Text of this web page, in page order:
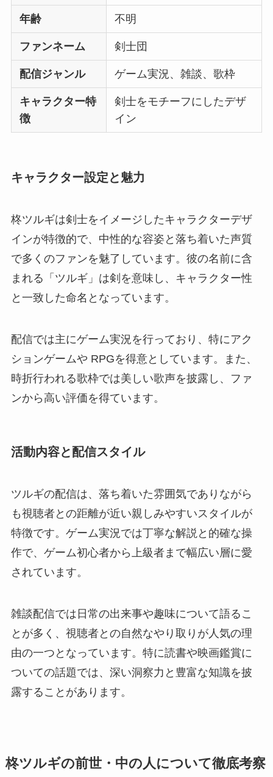
年齢 不明
ファンネーム 剣士団
配信ジャンル ゲーム実況、雑談、歌枠
キャラクター特
徴
剣士をモチーフにしたデザ
イン
キャラクター設定と魅力
柊ツルギは剣士をイメージしたキャラクターデザ
インが特徴的で、中性的な容姿と落ち着いた声質
で多くのファンを魅了しています。彼の名前に含
まれる「ツルギ」は剣を意味し、キャラクター性
と一致した命名となっています。
配信では主にゲーム実況を行っており、特にアク
ションゲームや RPGを得意としています。また、
時折行われる歌枠では美しい歌声を披露し、ファ
ンから高い評価を得ています。
活動内容と配信スタイル
ツルギの配信は、落ち着いた雰囲気でありながら
も視聴者との距離が近い親しみやすいスタイルが
特徴です。ゲーム実況では丁寧な解説と的確な操
作で、ゲーム初心者から上級者まで幅広い層に愛
されています。
雑談配信では日常の出来事や趣味について語るこ
とが多く、視聴者との自然なやり取りが人気の理
由の一つとなっています。特に読書や映画鑑賞に
ついての話題では、深い洞察力と豊富な知識を披
露することがあります。
柊ツルギの前世・中の人について徹底考察